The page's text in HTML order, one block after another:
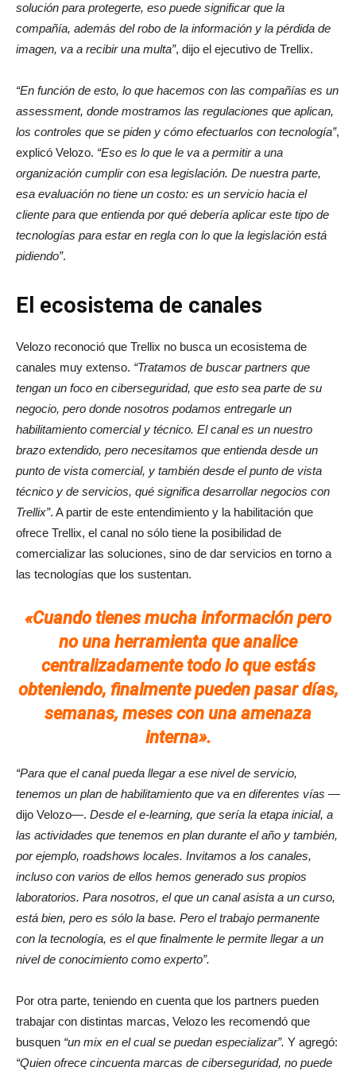
solución para protegerte, eso puede significar que la
compañía, además del robo de la información y la pérdida de
imagen, va a recibir una multa”, dijo el ejecutivo de Trellix.
“En función de esto, lo que hacemos con las compañías es un
assessment, donde mostramos las regulaciones que aplican,
los controles que se piden y cómo efectuarlos con tecnología”,
explicó Velozo. “Eso es lo que le va a permitir a una
organización cumplir con esa legislación. De nuestra parte,
esa evaluación no tiene un costo: es un servicio hacia el
cliente para que entienda por qué debería aplicar este tipo de
tecnologías para estar en regla con lo que la legislación está
pidiendo”.
El ecosistema de canales
Velozo reconoció que Trellix no busca un ecosistema de
canales muy extenso. “Tratamos de buscar partners que
tengan un foco en ciberseguridad, que esto sea parte de su
negocio, pero donde nosotros podamos entregarle un
habilitamiento comercial y técnico. El canal es un nuestro
brazo extendido, pero necesitamos que entienda desde un
punto de vista comercial, y también desde el punto de vista
técnico y de servicios, qué significa desarrollar negocios con
Trellix”. A partir de este entendimiento y la habilitación que
ofrece Trellix, el canal no sólo tiene la posibilidad de
comercializar las soluciones, sino de dar servicios en torno a
las tecnologías que los sustentan.
«Cuando tienes mucha información pero
no una herramienta que analice
centralizadamente todo lo que estás
obteniendo, finalmente pueden pasar días,
semanas, meses con una amenaza
interna».
“Para que el canal pueda llegar a ese nivel de servicio,
tenemos un plan de habilitamiento que va en diferentes vías —
dijo Velozo—. Desde el e-learning, que sería la etapa inicial, a
las actividades que tenemos en plan durante el año y también,
por ejemplo, roadshows locales. Invitamos a los canales,
incluso con varios de ellos hemos generado sus propios
laboratorios. Para nosotros, el que un canal asista a un curso,
está bien, pero es sólo la base. Pero el trabajo permanente
con la tecnología, es el que finalmente le permite llegar a un
nivel de conocimiento como experto”.
Por otra parte, teniendo en cuenta que los partners pueden
trabajar con distintas marcas, Velozo les recomendó que
busquen “un mix en el cual se puedan especializar”. Y agregó:
“Quien ofrece cincuenta marcas de ciberseguridad, no puede